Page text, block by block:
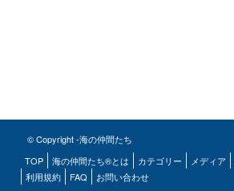
© Copyright -海の仲間たち
TOP
海の仲間たち®とは カテゴリー メディア
利用規約
FAQ お問い合わせ